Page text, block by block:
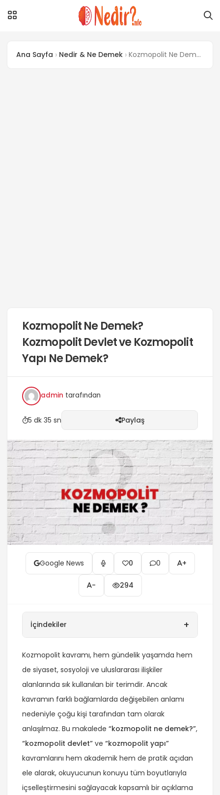
Ana Sayfa Nedir & Ne Demek Kozmopolit Ne Demek? Kozmopolit Devlet ve Kozmopolit Yapı Ne Demek?
Kozmopolit Ne Demek?
Kozmopolit Devlet ve Kozmopolit
Yapı Ne Demek?
admin tarafından
5 dk 35 sn Paylaş
Google News 0 0 +
- 294
İçindekiler +
Kozmopolit kavramı, hem gündelik yaşamda hem
de siyaset, sosyoloji ve uluslararası ilişkiler
alanlarında sık kullanılan bir terimdir. Ancak
kavramın farklı bağlamlarda değişebilen anlamı
nedeniyle çoğu kişi tarafından tam olarak
anlaşılmaz. Bu makalede “kozmopolit ne demek?”,
“kozmopolit devlet” ve “kozmopolit yapı”
kavramlarını hem akademik hem de pratik açıdan
ele alarak, okuyucunun konuyu tüm boyutlarıyla
içselleştirmesini sağlayacak kapsamlı bir açıklama